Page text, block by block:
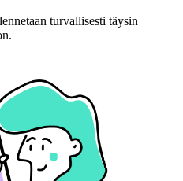
turvallisesti täysin